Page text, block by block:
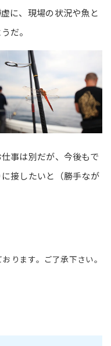
に、現場の状況や魚と
だ。
事は別だが、今後もで
接したいと（勝手なが
ります。ご了承下さい。